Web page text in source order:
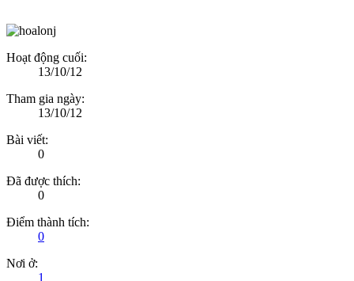
Hoạt động cuối:
13/10/12
Tham gia ngày:
13/10/12
Bài viết:
0
Đã được thích:
0
Điểm thành tích:
0
Nơi ở:
1